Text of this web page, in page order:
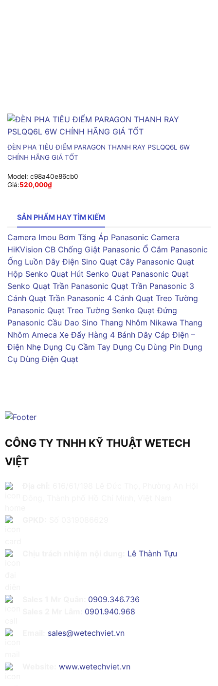
ĐÈN PHA TIÊU ĐIỂM PARAGON THANH RAY PSLQQ6L 6W
CHÍNH HÃNG GIÁ TỐT
Model: c98a40e86cb0
Giá:520,000₫
SẢN PHẨM HAY TÌM KIẾM
Camera Imou Bơm Tăng Áp Panasonic Camera
HiKVision CB Chống Giật Panasonic Ổ Cắm Panasonic
Ống Luồn Dây Điện Sino Quạt Cây Panasonic Quạt
Hộp Senko Quạt Hút Senko Quạt Panasonic Quạt
Senko Quạt Trần Panasonic Quạt Trần Panasonic 3
Cánh Quạt Trần Panasonic 4 Cánh Quạt Treo Tường
Panasonic Quạt Treo Tường Senko Quạt Đứng
Panasonic Cầu Dao Sino Thang Nhôm Nikawa Thang
Nhôm Ameca Xe Đẩy Hàng 4 Bánh Dây Cáp Điện –
Điện Nhẹ Dụng Cụ Cầm Tay Dụng Cụ Dùng Pin Dụng
Cụ Dùng Điện Quạt
CÔNG TY TNHH KỸ THUẬT WETECH
VIỆT
Lê Thành Tựu
0909.346.736
0901.940.968
sales@wetechviet.vn
www.wetechviet.vn